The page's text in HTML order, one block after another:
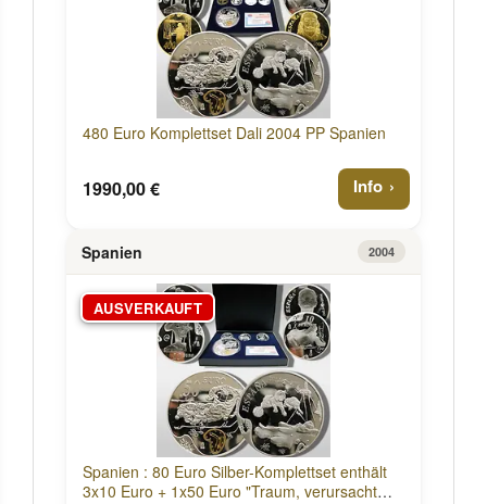
480 Euro Komplettset Dali 2004 PP Spanien
1990,00 € Info
Spanien 2004
AUSVERKAUFT
Spanien : 80 Euro Silber-Komplettset enthält
3x10 Euro + 1x50 Euro "Traum, verursacht